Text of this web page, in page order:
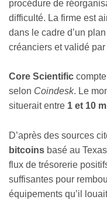
procédure de
difficulté. La firme est
dans le cadre d’un
créanciers et validé
Core Scientific
selon Coindesk. Le
situerait entre 1 et 10
D’après des sources
bitcoins basé au
flux de trésorerie
suffisantes pour
équipements qu’il